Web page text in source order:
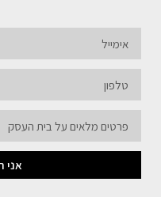
אני